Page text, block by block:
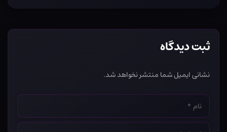
ثبت دیدگاه
نشانی ایمیل شما منتشر نخواهد شد.
نام
*
ایمیل